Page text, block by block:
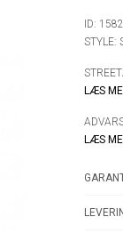
ID:
STYLE:
LÆS
LÆS